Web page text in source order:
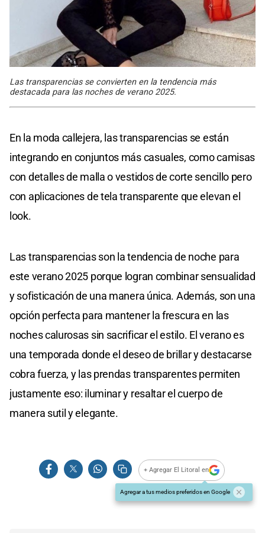
Las transparencias se convierten en la tendencia más
destacada para las noches de verano 2025.
En la moda callejera, las transparencias se están
integrando en conjuntos más casuales, como camisas
con detalles de malla o vestidos de corte sencillo pero
con aplicaciones de tela transparente que elevan el
look.
Las transparencias son la tendencia de noche para
este verano 2025 porque logran combinar sensualidad
y sofisticación de una manera única. Además, son una
opción perfecta para mantener la frescura en las
noches calurosas sin sacrificar el estilo. El verano es
una temporada donde el deseo de brillar y destacarse
cobra fuerza, y las prendas transparentes permiten
justamente eso: iluminar y resaltar el cuerpo de
manera sutil y elegante.
+ Agregar El Litoral en
Agregar a tus medios preferidos en Google